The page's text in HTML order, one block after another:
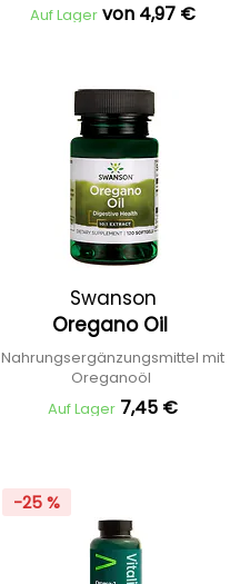
Auf Lager von 4,97 €
Swanson
Oregano Oil
Nahrungsergänzungsmittel mit
Oreganoöl
Auf Lager 7,45 €
-25 %